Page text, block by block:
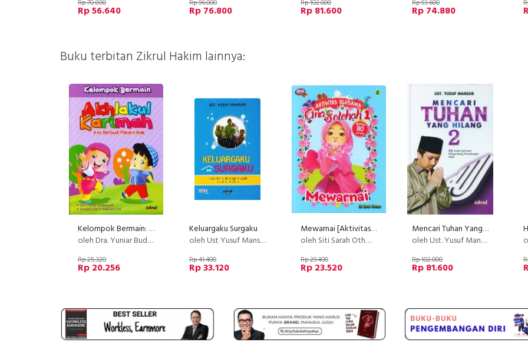
Rp 70.800
Rp 56.640
Rp 96.000
Rp 76.800
Rp 102.000
Rp 81.600
Rp 93.600
Rp 74.880
Buku terbitan Zikrul Hakim lainnya:
Kelompok Bermain: Akhlakul Karimah - Ayo Berbudi Pekerti Baik
oleh Dra. Yuniar Budiningsih & Hanifah S.Pd.& Rukiyati S.Pd
Rp 25.320
Rp 20.256
Keluargaku Surgaku
oleh Ust Yusuf Mansur
Rp 41.400
Rp 33.120
Mewarnai [Aktivitas Bersama Gina Solehah 1]
oleh Siti Sarah Othman
Rp 29.400
Rp 23.520
Mencari Tuhan Yang Hilang 2 [Hard Cover]
oleh Ust. Yusuf Mansur
Rp 102.000
Rp 81.600